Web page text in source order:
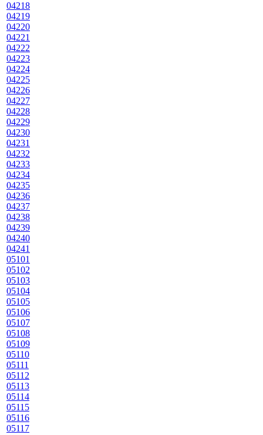
04218
04219
04220
04221
04222
04223
04224
04225
04226
04227
04228
04229
04230
04231
04232
04233
04234
04235
04236
04237
04238
04239
04240
04241
05101
05102
05103
05104
05105
05106
05107
05108
05109
05110
05111
05112
05113
05114
05115
05116
05117